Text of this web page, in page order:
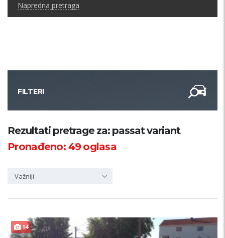
Napredna pretraga
FILTERI
Kategorija
PRETRAŽI
Rezultati pretrage za: passat variant
Pronađeno:49oglasa
Važniji
14